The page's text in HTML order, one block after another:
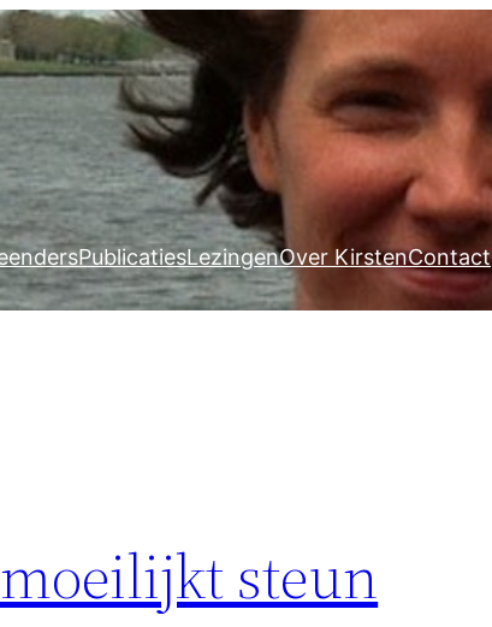
PublicatiesLezingenOver KirstenContact
steun